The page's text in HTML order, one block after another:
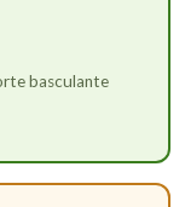
basculante